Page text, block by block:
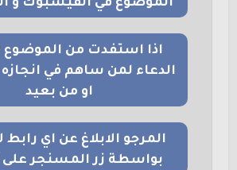
اذا استفدت من الموضوع
الدعاء لمن ساهم في
او من بعيد
المرجو الابلاغ عن اي
بواسطة زر المسنجر على